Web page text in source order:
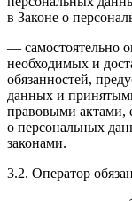
в Законе о
— самостоятельно
необходимых и
обязанностей,
данных и
правовыми актами,
о персональных
законами.
3.2. Оператор